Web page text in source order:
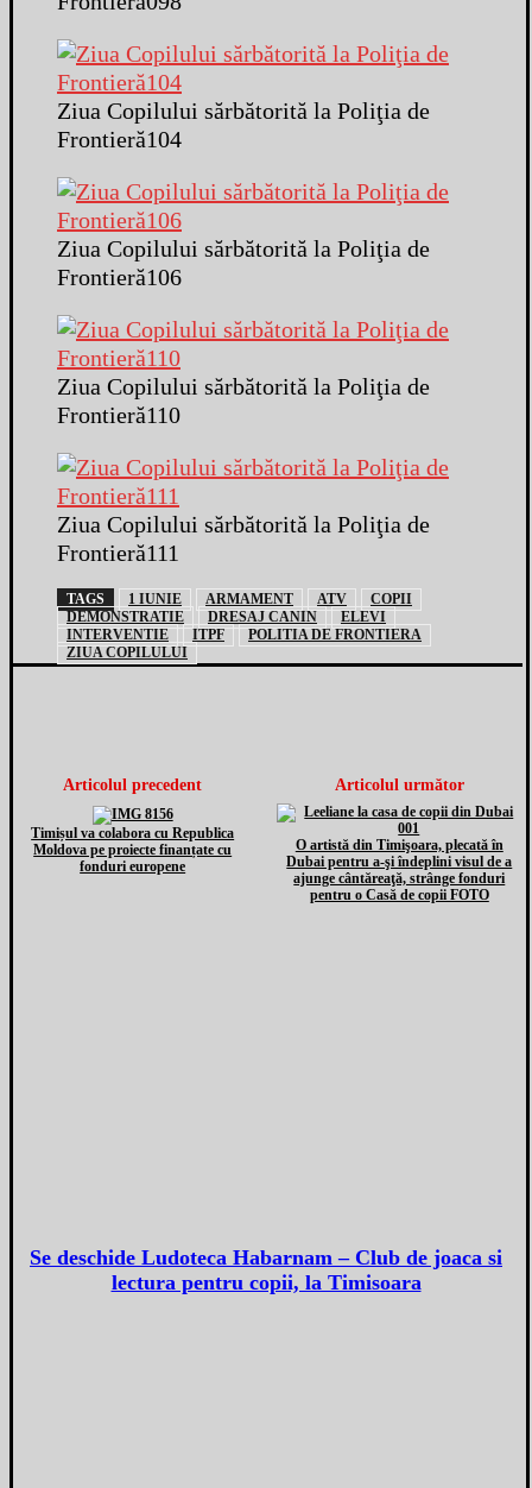
Ziua Copilului sărbătorită la Poliţia de
Frontieră104
Ziua Copilului sărbătorită la Poliţia de
Frontieră106
Ziua Copilului sărbătorită la Poliţia de
Frontieră110
Ziua Copilului sărbătorită la Poliţia de
Frontieră111
TAGS 1 IUNIE ARMAMENT ATV
COPII
DEMONSTRATIE
DRESAJ CANIN
ELEVI
INTERVENTIE
ITPF
POLITIA DE FRONTIERA
ZIUA COPILULUI
Articolul precedent
Timișul va colabora cu Republica
Moldova pe proiecte finanțate cu
fonduri europene
Articolul următor
O artistă din Timişoara, plecată în
Dubai pentru a-şi îndeplini visul de a
ajunge cântăreaţă, strânge fonduri
pentru o Casă de copii FOTO
Se deschide Ludoteca Habarnam – Club de joaca si
lectura pentru copii, la Timisoara